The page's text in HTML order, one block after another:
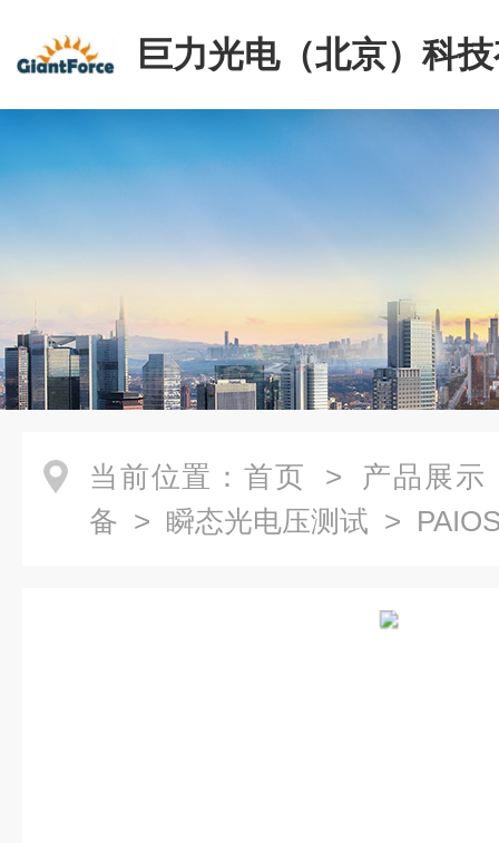
巨力光电（北京）科
司
当前位置： 首页 > 产品展示
备 > 瞬态光电压测试 >